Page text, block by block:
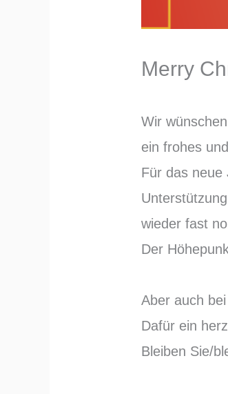
Merry
Wir
ein frohes
Für das neue
wieder fast
Der
Aber auch
Dafür ein
Bleiben Sie/